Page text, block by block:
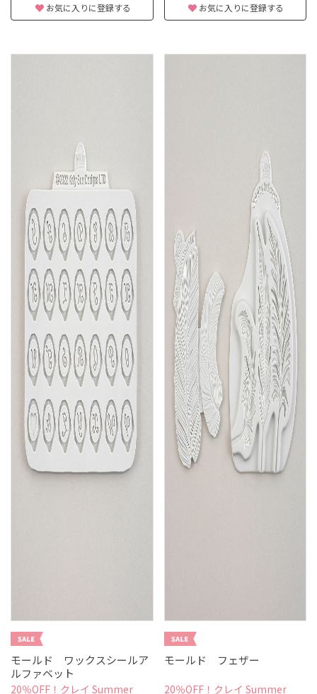
お気に入りに登録する お気に入りに登録する
モールド ワックスシールア
ルファベット
20％OFF！クレイ Summer
モールド フェザー
20％OFF！クレイ Summer